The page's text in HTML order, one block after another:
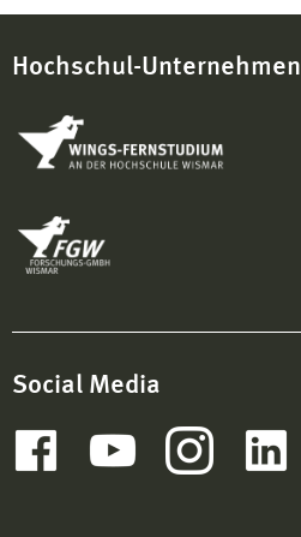
Hochschul-Unternehmen
Social Media